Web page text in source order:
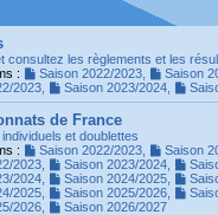
consultez les règlements et les
:
Saison 2022/2023, Saison
2023
Saison 2023/2024,
de France
et doublettes
:
Saison 2022/2023, Saison
2023
Saison 2023/2024,
2024
Saison 2024/2025,
2025
Saison 2025/2026,
2026
Saison 2026/2027